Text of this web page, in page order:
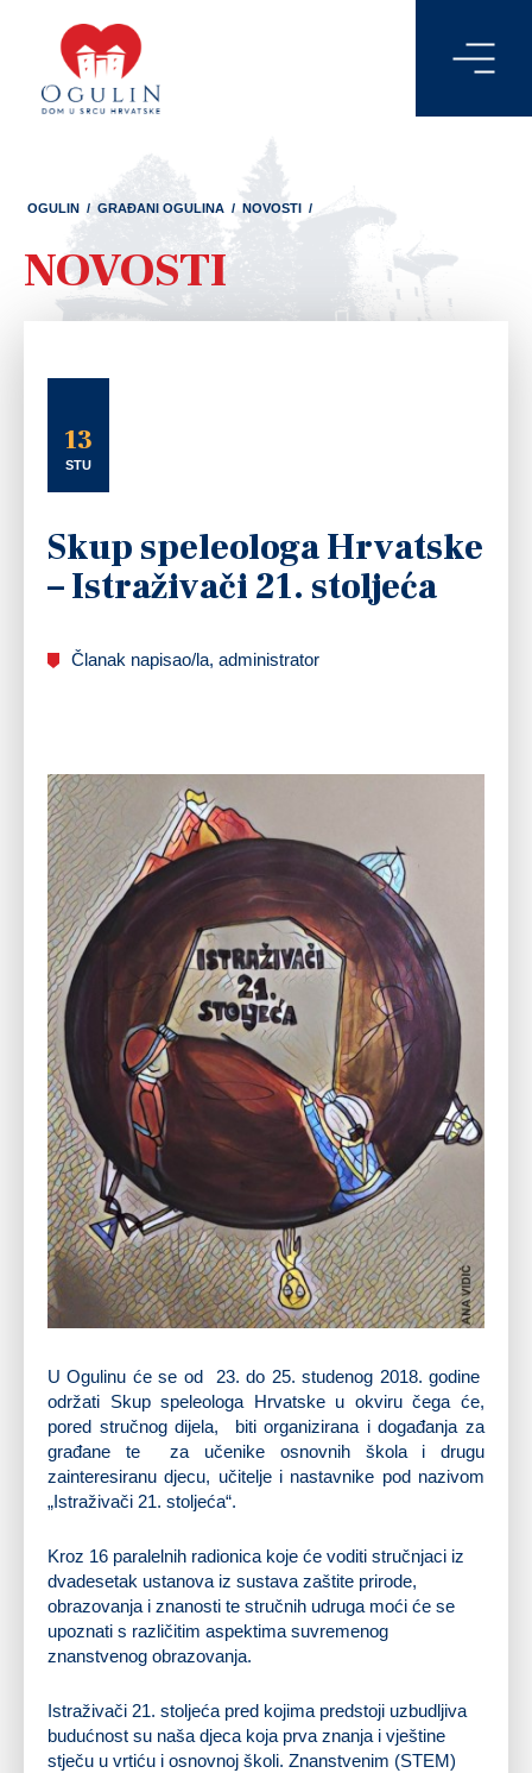
OGULIN / GRAĐANI OGULINA / NOVOSTI /
NOVOSTI
13
STU
Skup speleologa Hrvatske
– Istraživači 21. stoljeća
Članak napisao/la, administrator
U Ogulinu će se od 23. do 25. studenog 2018. godine
održati Skup speleologa Hrvatske u okviru čega će,
pored stručnog dijela, biti organizirana i događanja za
građane te za učenike osnovnih škola i drugu
zainteresiranu djecu, učitelje i nastavnike pod nazivom
„Istraživači 21. stoljeća“.
Kroz 16 paralelnih radionica koje će voditi stručnjaci iz
dvadesetak ustanova iz sustava zaštite prirode,
obrazovanja i znanosti te stručnih udruga moći će se
upoznati s različitim aspektima suvremenog
znanstvenog obrazovanja.
Istraživači 21. stoljeća pred kojima predstoji uzbudljiva
budućnost su naša djeca koja prva znanja i vještine
stječu u vrtiću i osnovnoj školi. Znanstvenim (STEM)